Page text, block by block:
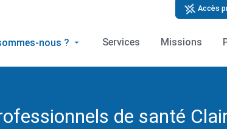
Accès
nous ? Services Missions
de santé